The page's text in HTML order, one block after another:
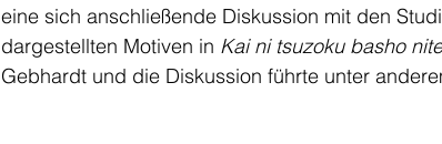
eine sich anschließende Diskussion mit den
dargestellten Motiven in Kai ni tsuzoku basho nite
Gebhardt und die Diskussion führte unter